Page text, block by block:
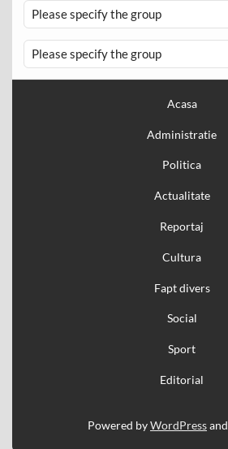
Please specify the group
Please specify the group
Acasa
Administratie
Politica
Actualitate
Reportaj
Cultura
Fapt divers
Social
Sport
Editorial
Powered byWordPressand